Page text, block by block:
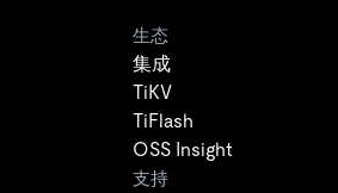
生态
集成
TiKV
TiFlash
OSS Insight
支持